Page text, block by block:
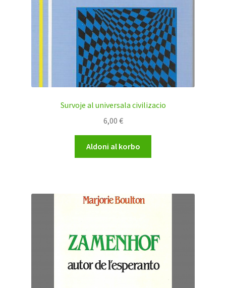
Survoje al universala civilizacio
6,00 €
Aldoni al korbo